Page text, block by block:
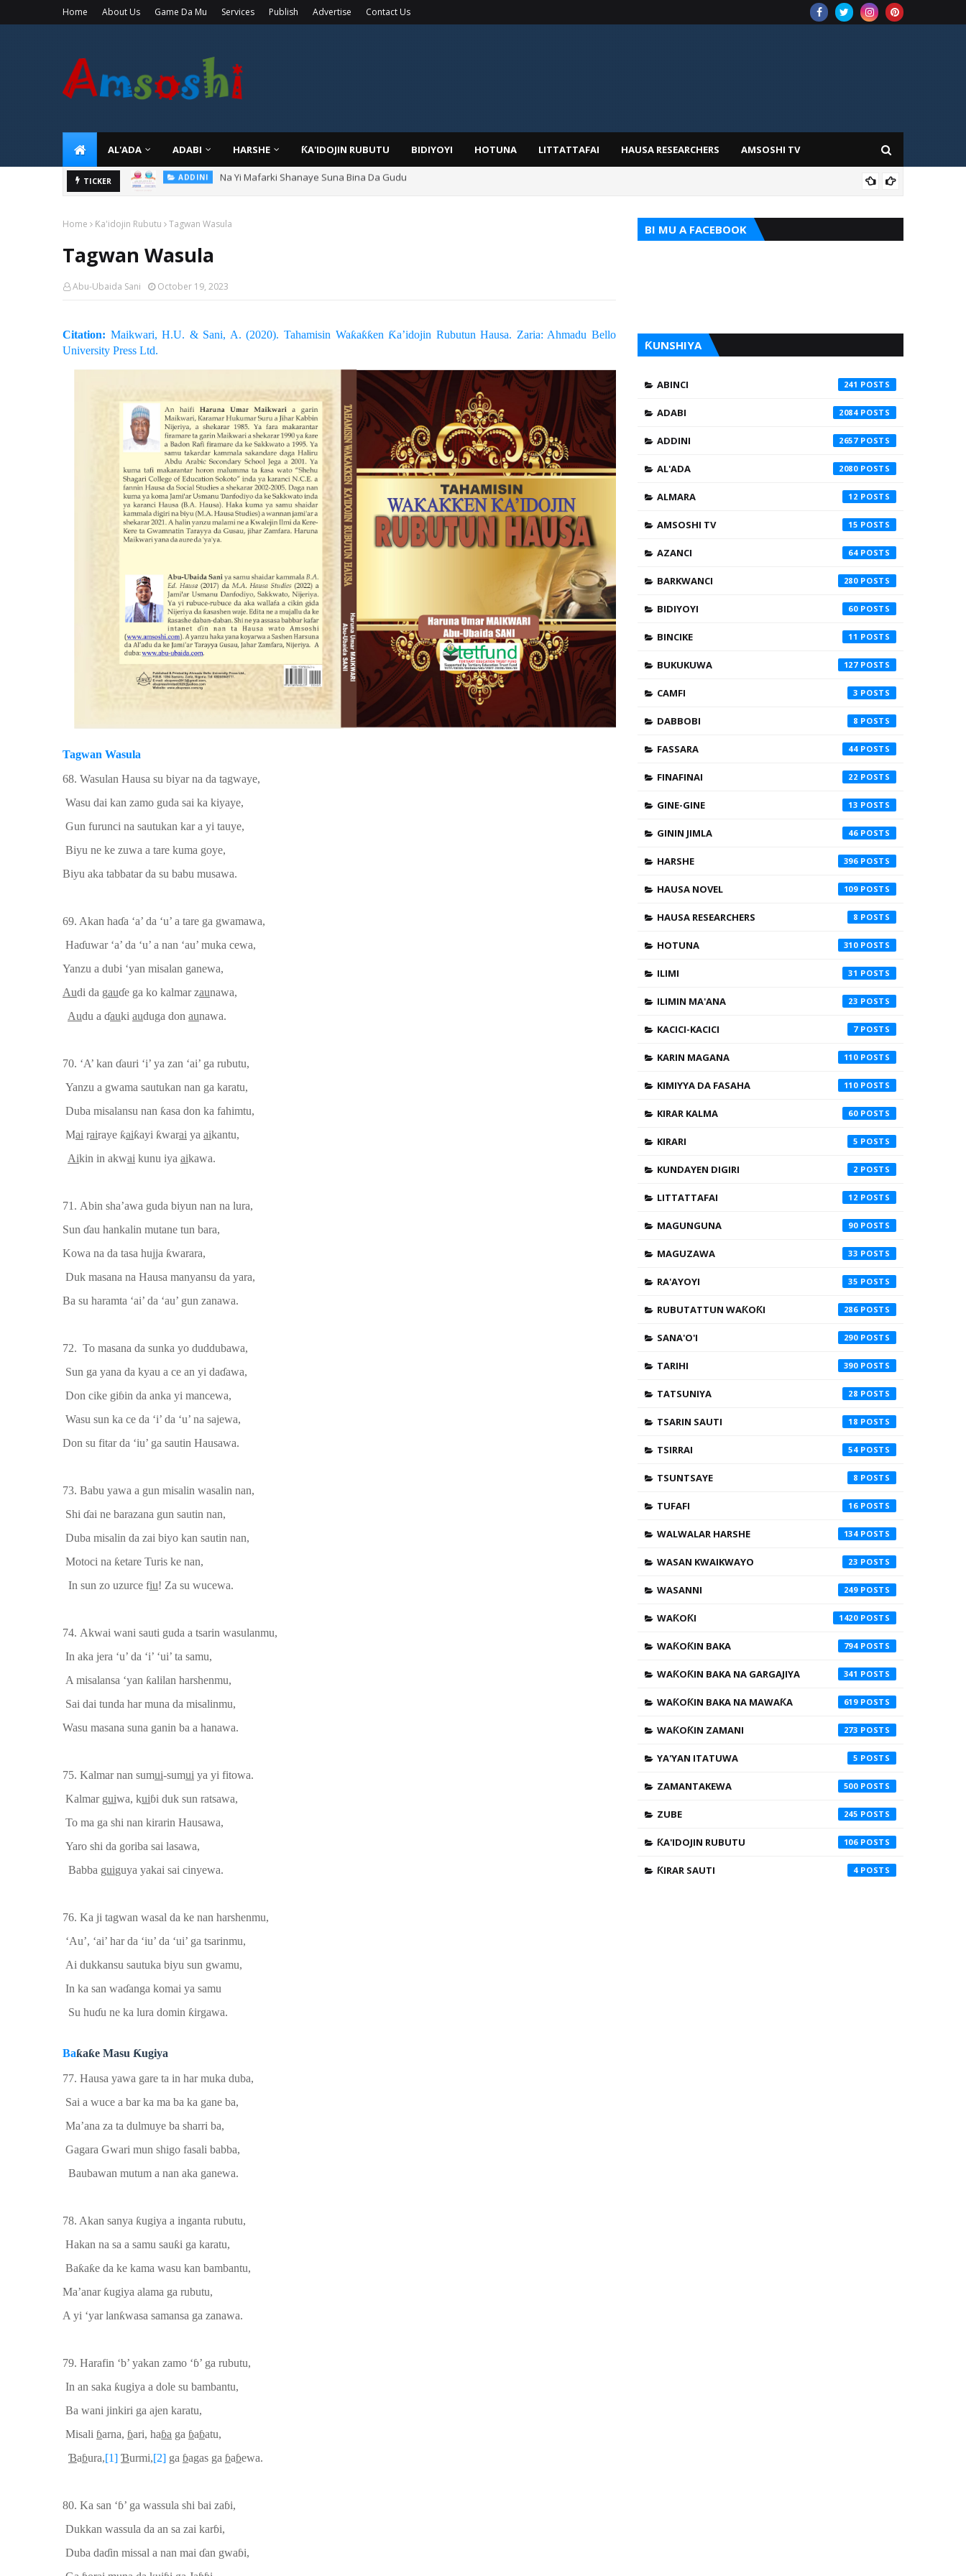
Home About Us Game Da Mu Services Publish Advertise Contact Us
AL'ADA ADABI HARSHE ƘA'IDOJIN RUBUTU BIDIYOYI HOTUNA LITTATTAFAI HAUSA RESEARCHERS AMSOSHI TV
TICKER ADDINI Na Yi Mafarki Ana Bikina, Kafin A Daura Aure Sai Na Farka
Home Ƙa'idojin Rubutu Tagwan Wasula
Tagwan Wasula
Abu-Ubaida Sani October 19, 2023
Citation: Maikwari, H.U. & Sani, A. (2020). Tahamisin Waƙaƙƙen Ƙa’idojin Rubutun Hausa. Zaria: Ahmadu Bello
University Press Ltd.
Tagwan Wasula
68. Wasulan Hausa su biyar na da tagwaye,
Wasu dai kan zamo guda sai ka kiyaye,
Gun furunci na sautukan kar a yi tauye,
Biyu ne ke zuwa a tare kuma goye,
Biyu aka tabbatar da su babu musawa.
69. Akan haɗa ‘a’ da ‘u’ a tare ga gwamawa,
Haɗuwar ‘a’ da ‘u’ a nan ‘au’ muka cewa,
Yanzu a dubi ‘yan misalan ganewa,
Audi da gauɗe ga ko kalmar zaunawa,
Audu a ɗauki auduga don aunawa.
70. ‘A’ kan ɗauri ‘i’ ya zan ‘ai’ ga rubutu,
Yanzu a gwama sautukan nan ga karatu,
Duba misalansu nan ƙasa don ka fahimtu,
Mai rairaye ƙaiƙayi ƙwarai ya aikantu,
Aikin in akwai kunu iya aikawa.
71. Abin sha’awa guda biyun nan na lura,
Sun ɗau hankalin mutane tun bara,
Kowa na da tasa hujja ƙwarara,
Duk masana na Hausa manyansu da yara,
Ba su haramta ‘ai’ da ‘au’ gun zanawa.
72. To masana da sunka yo duddubawa,
Sun ga yana da kyau a ce an yi daɗawa,
Don cike giɓin da anka yi mancewa,
Wasu sun ka ce da ‘i’ da ‘u’ na sajewa,
Don su fitar da ‘iu’ ga sautin Hausawa.
73. Babu yawa a gun misalin wasalin nan,
Shi ɗai ne barazana gun sautin nan,
Duba misalin da zai biyo kan sautin nan,
Motoci na ƙetare Turis ke nan,
In sun zo uzurce fiu! Za su wucewa.
74. Akwai wani sauti guda a tsarin wasulanmu,
In aka jera ‘u’ da ‘i’ ‘ui’ ta samu,
A misalansa ‘yan ƙalilan harshenmu,
Sai dai tunda har muna da misalinmu,
Wasu masana suna ganin ba a hanawa.
75. Kalmar nan sumui-sumui ya yi fitowa.
Kalmar guiwa, kuiɓi duk sun ratsawa,
To ma ga shi nan kirarin Hausawa,
Yaro shi da goriba sai lasawa,
Babba guiguya yakai sai cinyewa.
76. Ka ji tagwan wasal da ke nan harshenmu,
‘Au’, ‘ai’ har da ‘iu’ da ‘ui’ ga tsarinmu,
Ai dukkansu sautuka biyu sun gwamu,
In ka san waɗanga komai ya samu
Su huɗu ne ka lura domin ƙirgawa.
Baƙaƙe Masu Ƙugiya
77. Hausa yawa gare ta in har muka duba,
Sai a wuce a bar ka ma ba ka gane ba,
Ma’ana za ta dulmuye ba sharri ba,
Gagara Gwari mun shigo fasali babba,
Baubawan mutum a nan aka ganewa.
78. Akan sanya ƙugiya a inganta rubutu,
Hakan na sa a samu sauƙi ga karatu,
Baƙaƙe da ke kama wasu kan bambantu,
Ma’anar ƙugiya alama ga rubutu,
A yi ‘yar lanƙwasa samansa ga zanawa.
79. Harafin ‘b’ yakan zamo ‘ɓ’ ga rubutu,
In an saka ƙugiya a dole su bambantu,
Ba wani jinkiri ga ajen karatu,
Misali ɓarna, ɓari, haɓa ga ɓaɓatu,
Ɓaɓura,[1] Ɓurmi,[2] ga ɓagas ga ɓaɓewa.
80. Ka san ‘ɓ’ ga wassula shi bai zaɓi,
Dukkan wassula da an sa zai karɓi,
Duba daɗin missal a nan mai ɗan gwaɓi,
BI MU A FACEBOOK
ƘUNSHIYA
ABINCI 241
ADABI 2084
ADDINI 2657
AL'ADA 2080
ALMARA 12
AMSOSHI TV 15
AZANCI 64
BARKWANCI 280
BIDIYOYI 60
BINCIKE 11
BUKUKUWA 127
CAMFI 3
DABBOBI 8
FASSARA 44
FINAFINAI 22
GINE-GINE 13
GININ JIMLA 46
HARSHE 396
HAUSA NOVEL 109
HAUSA RESEARCHERS 8
HOTUNA 310
ILIMI 31
ILIMIN MA'ANA 23
KACICI-KACICI 7
KARIN MAGANA 110
KIMIYYA DA FASAHA 110
KIRAR KALMA 60
KIRARI 5
KUNDAYEN DIGIRI 2
LITTATTAFAI 12
MAGUNGUNA 90
MAGUZAWA 33
RA'AYOYI 35
RUBUTATTUN WAƘOƘI 286
SANA'O'I 290
TARIHI 390
TATSUNIYA 28
TSARIN SAUTI 18
TSIRRAI 54
TSUNTSAYE 8
TUFAFI 16
WALWALAR HARSHE 134
WASAN KWAIKWAYO 23
WASANNI 249
WAƘOƘI 1420
WAƘOƘIN BAKA 794
WAƘOƘIN BAKA NA GARGAJIYA 341
WAƘOƘIN BAKA NA MAWAƘA 619
WAƘOƘIN ZAMANI 273
YA'YAN ITATUWA 5
ZAMANTAKEWA 500
ZUBE 245
ƘA'IDOJIN RUBUTU 106
ƘIRAR SAUTI 4